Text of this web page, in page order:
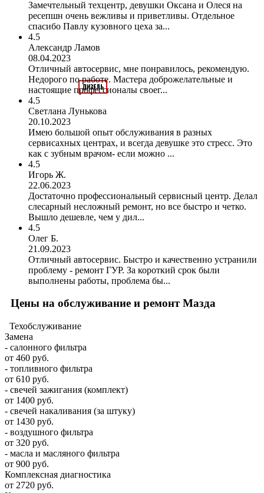
Замечтельный техцентр, девушки Оксана и Олеся на
ресепшн очень вежливы и приветливы. Отдельное
спасибо Павлу кузовного цеха за...
4.5
Александр Ламов
08.04.2023
Отличный автосервис, мне понравилось, рекомендую.
Недорого по работе. Мастера доброжелательные и
настоящие профессионалы своег...
4.5
Светлана Лунькова
20.10.2023
Имею большой опыт обслуживания в разных
сервисахных центрах, и всегда девушке это стресс. Это
как с зубным врачом- если можно ...
4.5
Игорь Ж.
22.06.2023
Достаточно профессиональный сервисный центр. Делал
слесарный несложный ремонт, но все быстро и четко.
Вышло дешевле, чем у дил...
4.5
Олег Б.
21.09.2023
Отличный автосервис. Быстро и качественно устранили
проблему - ремонт ГУР. За короткий срок были
выполнены работы, проблема бы...
Цены на обслуживание и ремонт Мазда
Техобслуживание
Замена
- салонного фильтра
от 460 руб.
- топливного фильтра
от 610 руб.
- свечей зажигания (комплект)
от 1400 руб.
- свечей накаливания (за штуку)
от 1430 руб.
- воздушного фильтра
от 320 руб.
- масла и масляного фильтра
от 900 руб.
Комплексная диагностика
от 2720 руб.